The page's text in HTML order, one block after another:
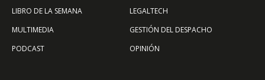
LIBRO DE LA SEMANA
MULTIMEDIA
PODCAST
LEGALTECH
GESTIÓN DEL DESPACHO
OPINIÓN